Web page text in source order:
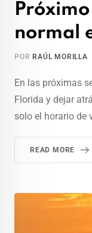
normal
POR RAÚL MORILLA
En las próximas
Florida y dejar
solo el horario de
READ MORE